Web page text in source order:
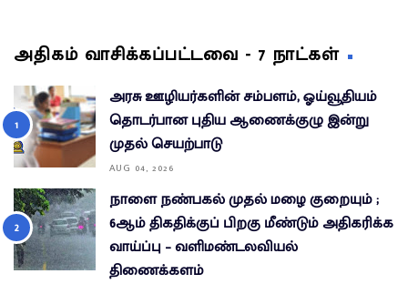
அதிகம் வாசிக்கப்பட்டவை - 7 நாட்கள்
அரசு ஊழியர்களின் சம்பளம், ஓய்வூதியம்
தொடர்பான புதிய ஆணைக்குழு இன்று
முதல் செயற்பாடு
AUG 04, 2026
நாளை நண்பகல் முதல் மழை குறையும் ;
6ஆம் திகதிக்குப் பிறகு மீண்டும் அதிகரிக்க
வாய்ப்பு – வளிமண்டலவியல்
திணைக்களம்